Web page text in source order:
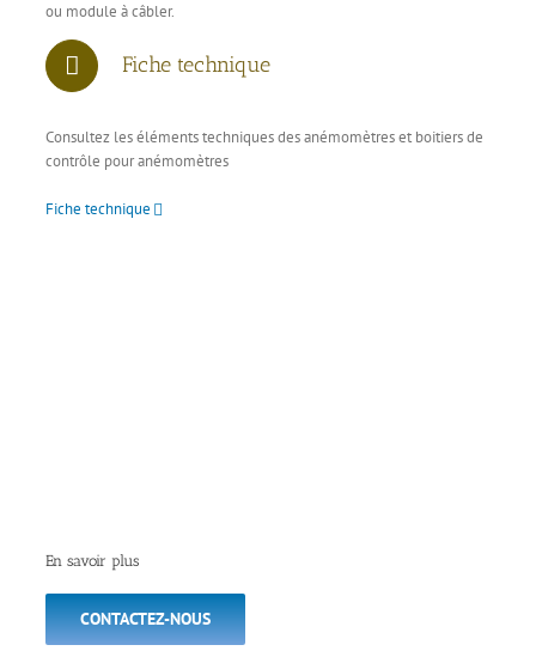
ou module à câbler.
Fiche technique
Consultez les éléments techniques des anémomètres et boitiers de
contrôle pour anémomètres
Fiche technique
En savoir plus
CONTACTEZ-NOUS